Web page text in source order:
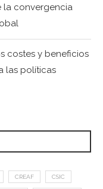
la convergencia
costes y beneficios
las políticas
CREAF CSIC